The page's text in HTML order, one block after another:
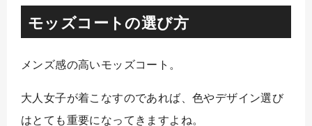
モッズコートの選び方
メンズ感の高いモッズコート。
大人女子が着こなすのであれば、色やデザイン選び
はとても重要になってきますよね。